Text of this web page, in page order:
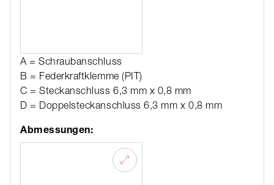
A = Schraubanschluss
B = Federkraftklemme (PIT)
C = Steckanschluss 6,3 mm x 0,8 mm
D = Doppelsteckanschluss 6,3 mm x 0,8 mm
Abmessungen: